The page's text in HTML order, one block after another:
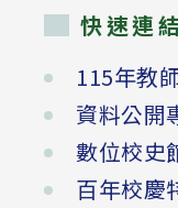
快速連結
115年教
資料公開
數位校史
百年校慶